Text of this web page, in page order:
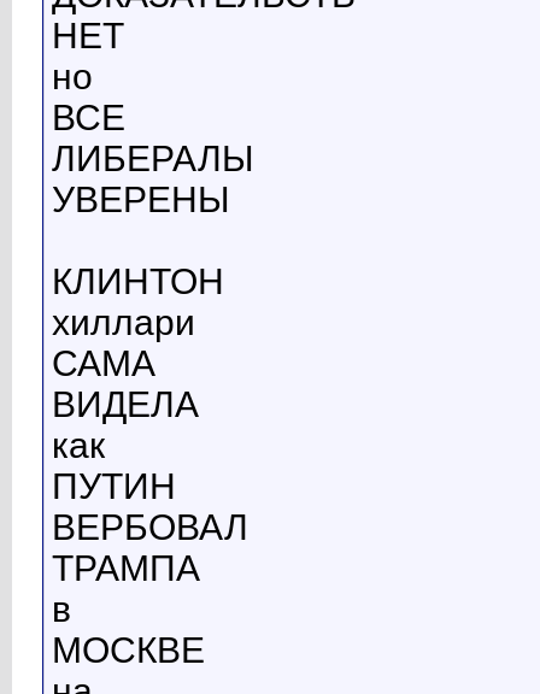
НЕТ
но
ВСЕ
ЛИБЕРАЛЫ
УВЕРЕНЫ
КЛИНТОН
хиллари
САМА
ВИДЕЛА
как
ПУТИН
ВЕРБОВАЛ
ТРАМПА
в
МОСКВЕ